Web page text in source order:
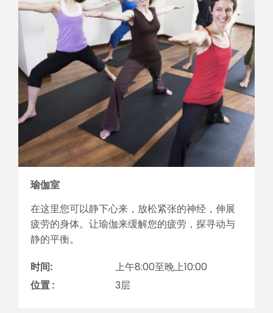
瑜伽室
在这里您可以静下心来，放松紧张的神经，伸展
疲劳的身体。让瑜伽来缓解您的疲劳，探寻动与
静的平衡。
时间:
上午8:00至晚上10:00
位置 :
3层